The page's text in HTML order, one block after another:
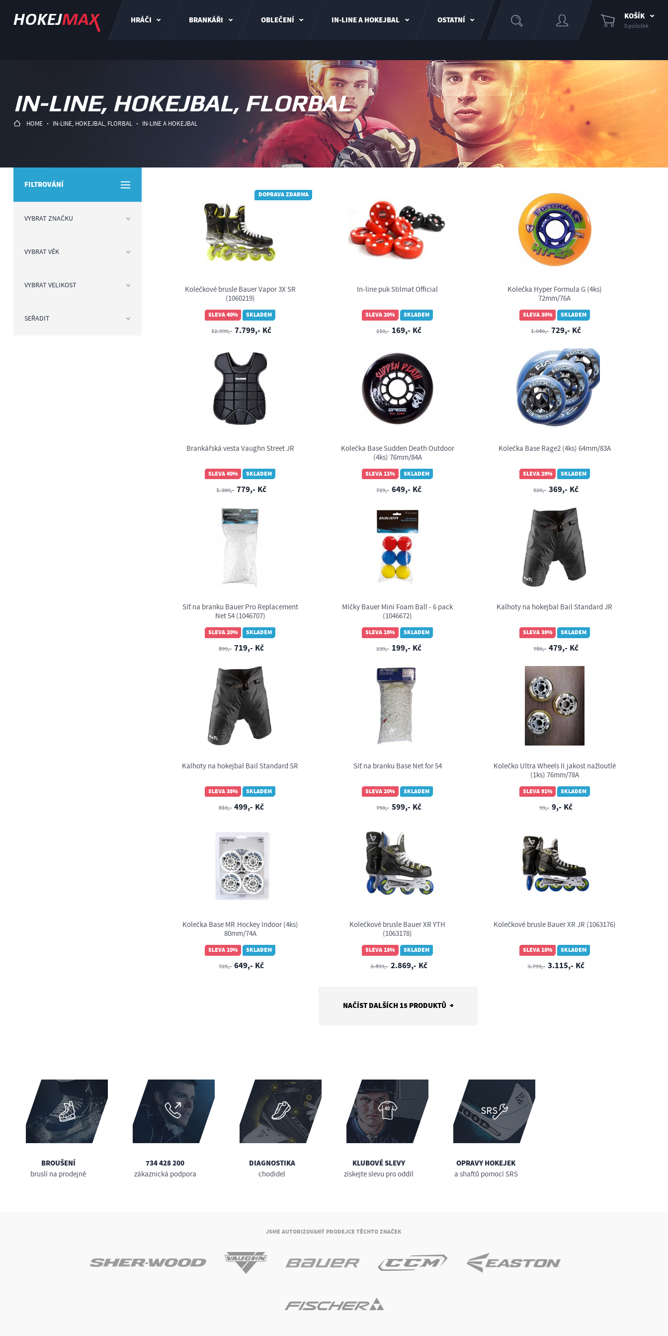
HRÁČI BRANKÁŘI OBLEČENÍ IN-LINE A HOKEJBAL OSTATNÍ KOŠÍK
0 položek
IN-LINE, HOKEJBAL, FLORBAL
HOME IN-LINE, HOKEJBAL, FLORBAL IN-LINE A HOKEJBAL
FILTROVÁNÍ
VYBRAT ZNAČKU
VYBRAT VĚK
VYBRAT VELIKOST
SEŘADIT
DOPRAVA ZDARMA
Kolečkové brusle Bauer Vapor 3X SR
(1060219)
SLEVA 40%
SKLADEM
12.999,- 7.799,- Kč
In-line puk Stilmat Official
SLEVA 20%
SKLADEM
210,- 169,- Kč
Kolečka Hyper Formula G (4ks)
72mm/76A
SLEVA 30%
SKLADEM
1.040,- 729,- Kč
Brankářská vesta Vaughn Street JR
SLEVA 40%
SKLADEM
1.300,- 779,- Kč
Kolečka Base Sudden Death Outdoor
(4ks) 76mm/84A
SLEVA 11%
SKLADEM
729,- 649,- Kč
Kolečka Base Rage2 (4ks) 64mm/83A
SLEVA 29%
SKLADEM
520,- 369,- Kč
Síť na branku Bauer Pro Replacement
Net 54 (1046707)
SLEVA 20%
SKLADEM
899,- 719,- Kč
Míčky Bauer Mini Foam Ball - 6 pack
(1046672)
SLEVA 16%
SKLADEM
239,- 199,- Kč
Kalhoty na hokejbal Bail Standard JR
SLEVA 38%
SKLADEM
780,- 479,- Kč
Kalhoty na hokejbal Bail Standard SR
SLEVA 38%
SKLADEM
810,- 499,- Kč
Síť na branku Base Net for 54
SLEVA 20%
SKLADEM
750,- 599,- Kč
Kolečko Ultra Wheels II.jakost nažloutlé
(1ks) 76mm/78A
SLEVA 91%
SKLADEM
99,- 9,- Kč
Kolečka Base MR.Hockey Indoor (4ks)
80mm/74A
SLEVA 10%
SKLADEM
725,- 649,- Kč
Kolečkové brusle Bauer XR YTH
(1063178)
SLEVA 18%
SKLADEM
3.499,- 2.869,- Kč
Kolečkové brusle Bauer XR JR (1063176)
SLEVA 18%
SKLADEM
3.799,- 3.115,- Kč
NAČÍST DALŠÍCH 15 PRODUKTŮ
BROUŠENÍ
bruslí na prodejně
734 428 200
zákaznická podpora
DIAGNOSTIKA
chodidel
KLUBOVÉ SLEVY
získejte slevu pro oddíl
OPRAVY HOKEJEK
a shaftů pomocí SRS
JSME AUTORIZOVANÝ PRODEJCE TĚCHTO ZNAČEK